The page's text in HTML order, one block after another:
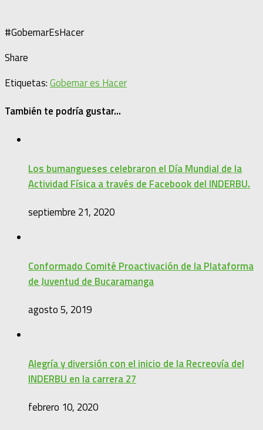
#GobernarEsHacer
Share
Etiquetas:Gobernar es Hacer
También te podría gustar...
Los bumangueses celebraron el Día Mundial de la
Actividad Física a través de Facebook del INDERBU.
septiembre 21, 2020
Conformado Comité Proactivación de la Plataforma
de Juventud de Bucaramanga
agosto 5, 2019
Alegría y diversión con el inicio de la Recreovía del
INDERBU en la carrera 27
febrero 10, 2020